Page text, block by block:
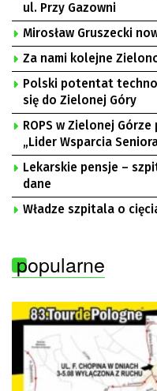
ul. Przy Gazowni
Mirosław Gruszecki
Za nami kolejne
Polski potentat
się do Zielonej Góry
ROPS w Zielonej
„Lider Wsparcia
Lekarskie pensje –
dane
Władze szpitala o
popularne